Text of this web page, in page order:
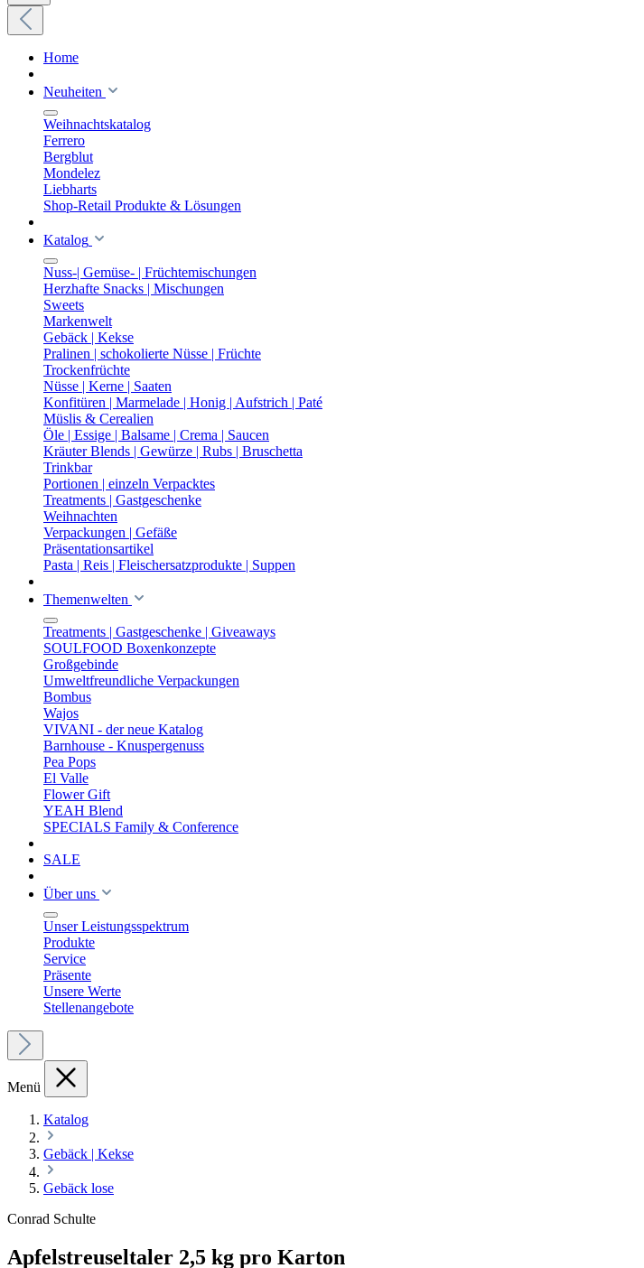
Home
Neuheiten
Weihnachtskatalog
Ferrero
Bergblut
Mondelez
Liebharts
Shop-Retail Produkte & Lösungen
Katalog
Nuss-| Gemüse- | Früchtemischungen
Herzhafte Snacks | Mischungen
Sweets
Markenwelt
Gebäck | Kekse
Pralinen | schokolierte Nüsse | Früchte
Trockenfrüchte
Nüsse | Kerne | Saaten
Konfitüren | Marmelade | Honig | Aufstrich | Paté
Müslis & Cerealien
Öle | Essige | Balsame | Crema | Saucen
Kräuter Blends | Gewürze | Rubs | Bruschetta
Trinkbar
Portionen | einzeln Verpacktes
Treatments | Gastgeschenke
Weihnachten
Verpackungen | Gefäße
Präsentationsartikel
Pasta | Reis | Fleischersatzprodukte | Suppen
Themenwelten
Treatments | Gastgeschenke | Giveaways
SOULFOOD Boxenkonzepte
Großgebinde
Umweltfreundliche Verpackungen
Bombus
Wajos
VIVANI - der neue Katalog
Barnhouse - Knuspergenuss
Pea Pops
El Valle
Flower Gift
YEAH Blend
SPECIALS Family & Conference
SALE
Über uns
Unser Leistungsspektrum
Produkte
Service
Präsente
Unsere Werte
Stellenangebote
Menü
Katalog
Gebäck | Kekse
Gebäck lose
Conrad Schulte
Apfelstreuseltaler 2,5 kg pro Karton